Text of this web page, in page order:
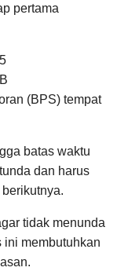
pertama
(BPS) tempat
batas waktu
dan harus
tidak menunda
ini membutuhkan